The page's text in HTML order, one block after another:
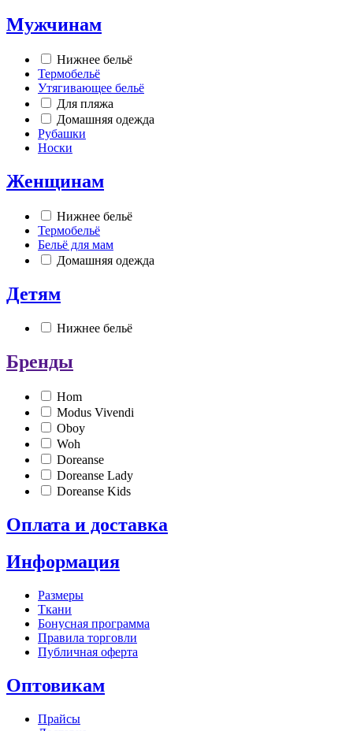
Мужчинам
Нижнее бельё
Термобельё
Утягивающее бельё
Для пляжа
Домашняя одежда
Рубашки
Носки
Женщинам
Нижнее бельё
Термобельё
Бельё для мам
Домашняя одежда
Детям
Нижнее бельё
Бренды
Hom
Modus Vivendi
Oboy
Woh
Doreanse
Doreanse Lady
Doreanse Kids
Оплата и доставка
Информация
Размеры
Ткани
Бонусная программа
Правила торговли
Публичная оферта
Оптовикам
Прайсы